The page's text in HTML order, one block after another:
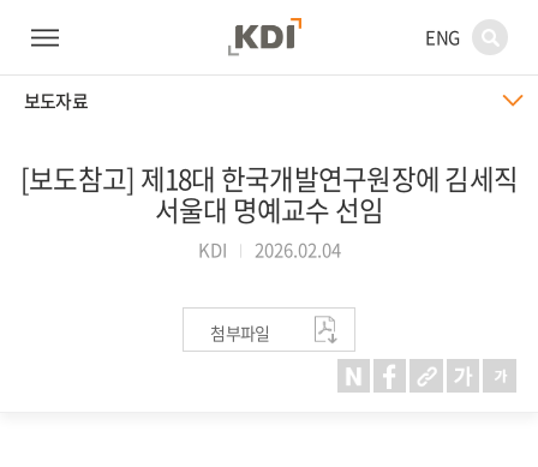
ENG
보도자료
[보도참고] 제18대 한국개발연구원장에 김세직
서울대 명예교수 선임
KDI 2026.02.04
첨부파일